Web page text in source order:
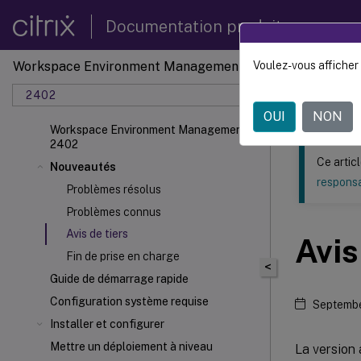
Documentation produit
Workspace Environment Management
2402
Workspace Environment Management
2402
Nouveautés
Problèmes résolus
Problèmes connus
Avis de tiers
Fin de prise en charge
Guide de démarrage rapide
Configuration système requise
Installer et configurer
Mettre un déploiement à niveau
Ce contenu a
<
Ce
La version
Voulez-vous
OUI NON